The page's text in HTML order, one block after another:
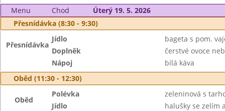
Menu
Chod
Úterý 19. 5. 2026
Přesnídávka (8:30 - 9:30)
Přesnídávka
Jídlo
bageta s pom.
Doplněk
čerstvé ovoce
Nápoj
bílá káva
Oběd (11:30 - 12:30)
Oběd
Polévka
zeleninová s
Jídlo
halušky se zelím